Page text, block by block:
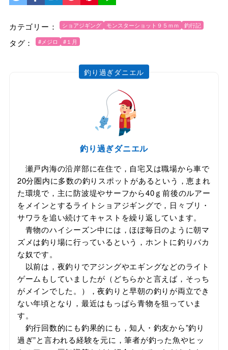
カテゴリー： ショアジギング モンスターショット９５ｍｍ 釣行記
タグ： #メジロ #１月
釣り過ぎダニエル
釣り過ぎダニエル
瀬戸内海の沿岸部に在住で，自宅又は職場から車で
20分圏内に多数の釣りスポットがあるという，恵まれ
た環境で，主に防波堤やサーフから40ｇ前後のルアー
をメインとするライトショアジギングで，日々ブリ・
サワラを追い続けてキャストを繰り返しています。
青物のハイシーズン中には，ほぼ毎日のように朝マ
ズメは釣り場に行っているという，ホントに釣りバカ
な奴です。
以前は，夜釣りでアジングやエギングなどのライト
ゲームもしていましたが（どちらかと言えば，そっち
がメインでした。），夜釣りと早朝の釣りが両立でき
ない年頃となり，最近はもっぱら青物を狙っていま
す。
釣行回数的にも釣果的にも，知人・釣友から”釣り
過ぎ”と言われる経験を元に，筆者が釣った魚やヒッ